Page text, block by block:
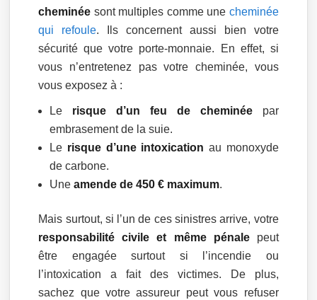
cheminée sont multiples comme une cheminée
qui refoule. Ils concernent aussi bien votre
sécurité que votre porte-monnaie. En effet, si
vous n’entretenez pas votre cheminée, vous
vous exposez à :
Le risque d’un feu de cheminéepar
embrasement de la suie.
Le risque d’une intoxication au monoxyde
de carbone.
Uneamende de 450 € maximum.
Mais surtout, si l’un de ces sinistres arrive, votre
responsabilité civile et même pénalepeut
être engagée surtout si l’incendie ou
l’intoxication a fait des victimes. De plus,
sachez que votre assureur peut vous refuser